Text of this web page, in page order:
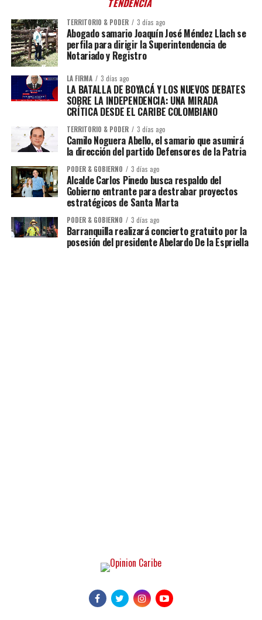
TENDENCIA
TERRITORIO & PODER 3 días ago
Abogado samario Joaquín José Méndez Llach se
perfila para dirigir la Superintendencia de
Notariado y Registro
LA FIRMA 3 días ago
LA BATALLA DE BOYACÁ Y LOS NUEVOS DEBATES
SOBRE LA INDEPENDENCIA: UNA MIRADA
CRÍTICA DESDE EL CARIBE COLOMBIANO
TERRITORIO & PODER 3 días ago
Camilo Noguera Abello, el samario que asumirá
la dirección del partido Defensores de la Patria
PODER & GOBIERNO 3 días ago
Alcalde Carlos Pinedo busca respaldo del
Gobierno entrante para destrabar proyectos
estratégicos de Santa Marta
PODER & GOBIERNO 3 días ago
Barranquilla realizará concierto gratuito por la
posesión del presidente Abelardo De la Espriella